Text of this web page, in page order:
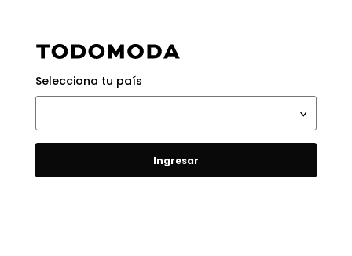
Selecciona tu país
Ingresar